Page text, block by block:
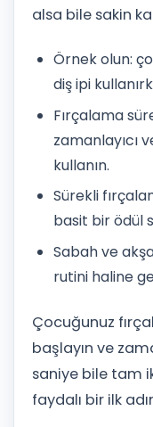
alsa bile sakin
Örnek olun:
diş ipi
Fırçalama
zamanlayıcı
kullanın.
Sürekli
basit bir ödül
Sabah ve
rutini haline
Çocuğunuz
başlayın ve
saniye bile tam
faydalı bir ilk